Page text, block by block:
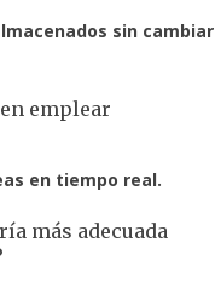
sin cambiar
emplear
en tiempo real.
más adecuada